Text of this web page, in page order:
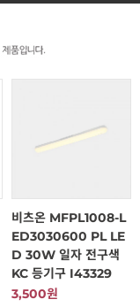
비츠온 MFPL1008-L
ED3030600 PL LE
D 30W 일자 전구색
KC 등기구 I43329
3,500원